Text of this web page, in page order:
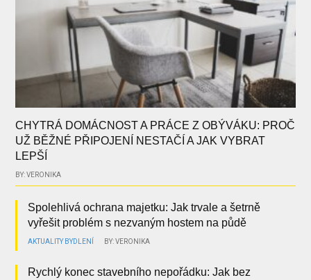
CHYTRÁ DOMÁCNOST A PRÁCE Z OBÝVÁKU: PROČ
UŽ BĚŽNÉ PŘIPOJENÍ NESTAČÍ A JAK VYBRAT
LEPŠÍ
BY: VERONIKA
Spolehlivá ochrana majetku: Jak trvale a šetrně
vyřešit problém s nezvaným hostem na půdě
AKTUALITY BYDLENÍ BY: VERONIKA
Rychlý konec stavebního nepořádku: Jak bez